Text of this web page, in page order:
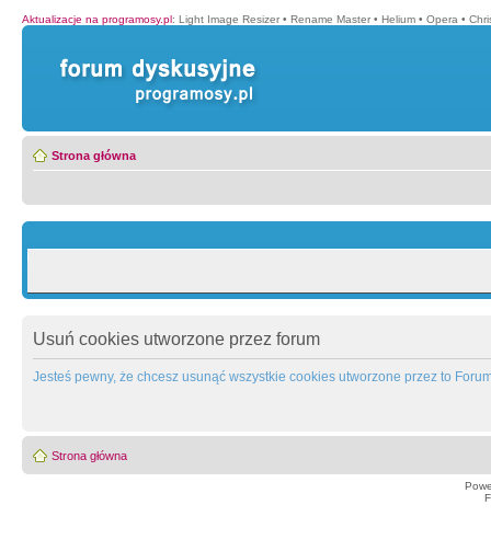
Aktualizacje na programosy.pl: Light Image Resizer • Rename Master • Helium • Opera •
Strona główna
Usuń cookies utworzone przez forum
Jesteś pewny, że chcesz usunąć wszystkie cookies utworzone przez to
Strona główna